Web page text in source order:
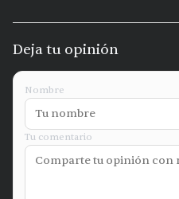
Deja tu opinión
Nombre
Tu comentario